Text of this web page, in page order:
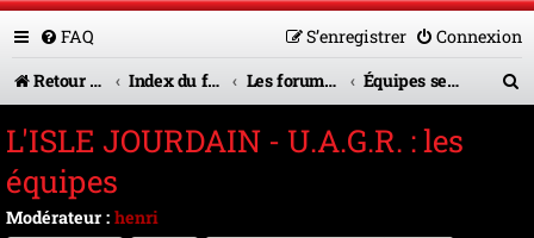
FAQ Connexion
S’enregistrer
Retour vers le site U.A.G.R.
Index du forum Les forums en service Équipes seniors
L'ISLE JOURDAIN - U.A.G.R. : les
équipes
Modérateur : henri